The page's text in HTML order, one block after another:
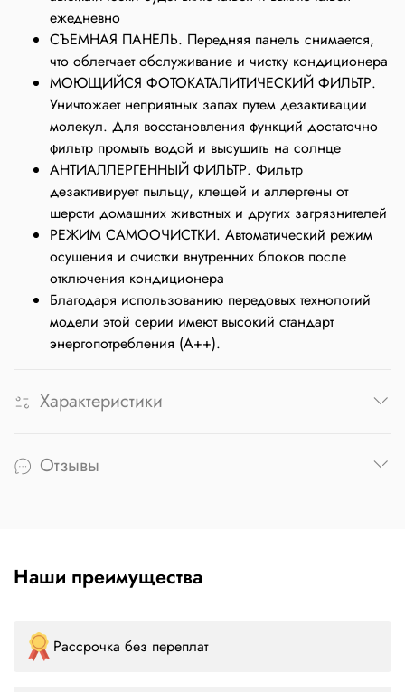
ежедневно
СЪЕМНАЯ ПАНЕЛЬ. Передняя панель снимается,
что облегчает обслуживание и чистку кондиционера
МОЮЩИЙСЯ ФОТОКАТАЛИТИЧЕСКИЙ ФИЛЬТР.
Уничтожает неприятных запах путем дезактивации
молекул. Для восстановления функций достаточно
фильтр промыть водой и высушить на солнце
АНТИАЛЛЕРГЕННЫЙ ФИЛЬТР. Фильтр
дезактивирует пыльцу, клещей и аллергены от
шерсти домашних животных и других загрязнителей
РЕЖИМ САМООЧИСТКИ. Автоматический режим
осушения и очистки внутренних блоков после
отключения кондиционера
Благодаря использованию передовых технологий
модели этой серии имеют высокий стандарт
энергопотребления (А++).
Характеристики
Отзывы
Наши преимущества
Рассрочка без переплат